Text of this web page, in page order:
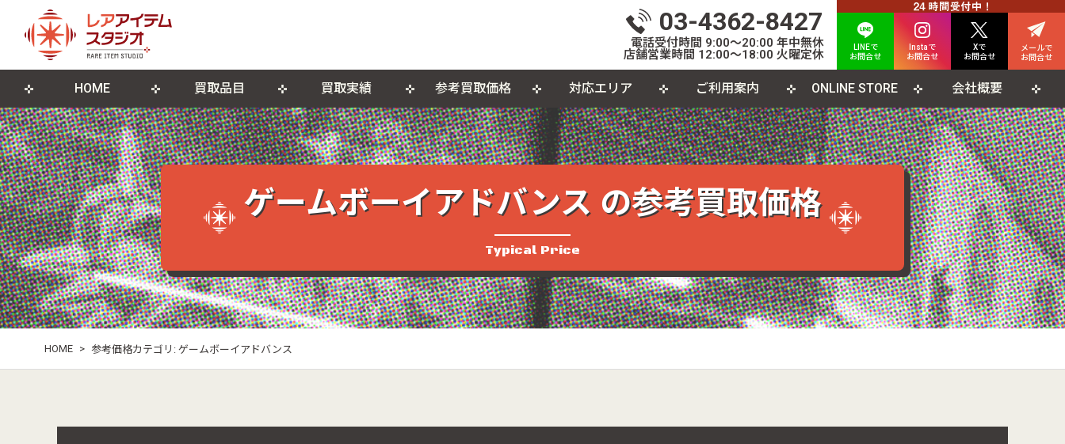
03-4362-8427
電話受付時間 9:00〜20:00 年中無休
店舗営業時間 12:00〜18:00 火曜定休
LINEで
お問合せ
Instaで
お問合せ
Xで
お問合せ
メールで
お問合せ
HOME 買取品目
ゲームソフト ゲーム機本体 おもちゃ カード CD
DVD・Blu-ray レコード カセットテープ パソコンソフト 書籍・雑誌
ポスター・紙モノ その他関連品
買取実績 参考買取価格 対応エリア ご利用案内
来店買取について 宅配買取について 出張買取について LINE査定について よくある質問
遺品整理・生前整理
ONLINE STORE 会社概要
店舗概要 ブログ おしらせ 個人情報保護方針 利用規約
古物営業法に基づく表記
ゲームボーイアドバンス の参考買取価格
Typical Price
HOME > 参考価格カテゴリ: ゲームボーイアドバンス